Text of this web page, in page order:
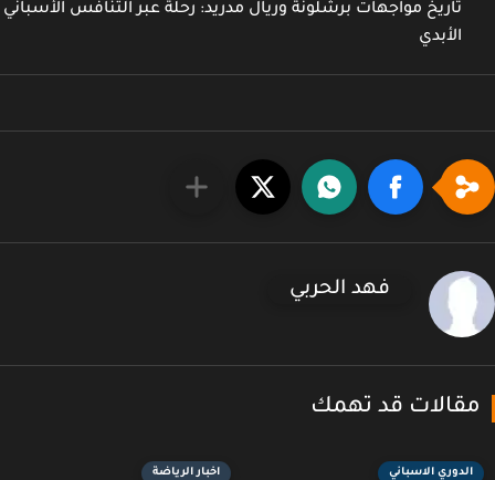
تاريخ مواجهات برشلونة وريال مدريد: رحلة عبر التنافس الأسباني
الأبدي
فهد الحربي
قد تهمك
الدوري الاسباني اخبار الرياضة